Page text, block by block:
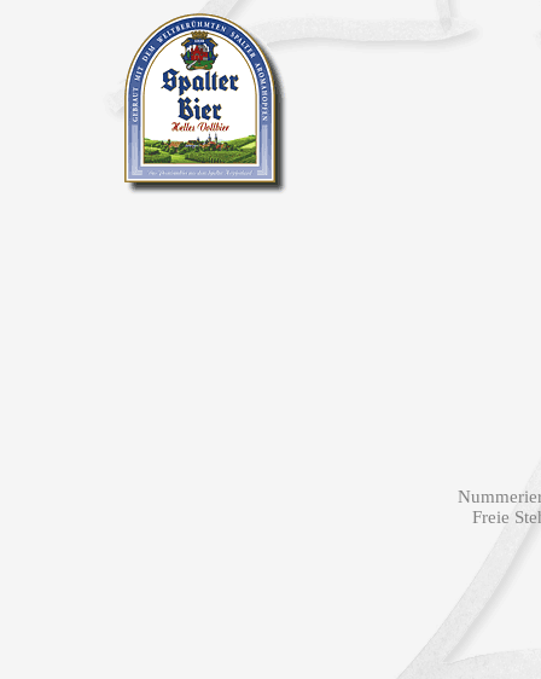
Freie